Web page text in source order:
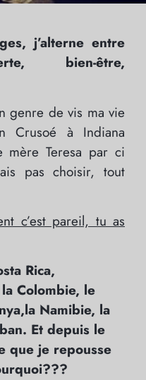
j’alterne entre
bien-être,
genre de vis ma vie
Crusoé à Indiana
mère Teresa par ci
pas choisir, tout
c’est pareil, tu as
Rica,
Colombie, le
Namibie, la
Et depuis le
que je repousse